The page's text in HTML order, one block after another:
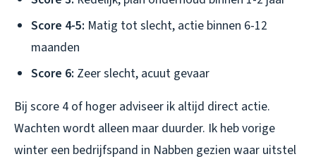
Score 4-5: Matig tot slecht, actie binnen 6-12
maanden
Score 6: Zeer slecht, acuut gevaar
Bij score 4 of hoger adviseer ik altijd direct actie.
Wachten wordt alleen maar duurder. Ik heb vorige
winter een bedrijfspand in Nabben gezien waar uitstel